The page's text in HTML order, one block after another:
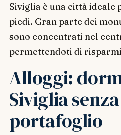
Siviglia è una città ideale
piedi. Gran parte dei
sono concentrati nel
permettendoti di
Alloggi:
Siviglia
portafoglio